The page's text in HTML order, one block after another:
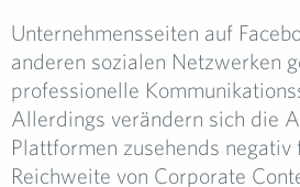
Unternehmensseiten auf
anderen sozialen Netzwerken
professionelle
Allerdings verändern sich die
Plattformen zusehends
Reichweite von Corporate